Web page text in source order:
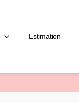
Estimation